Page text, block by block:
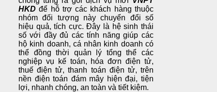
HKD để hỗ trợ các khách hàng thuộc
nhóm đối tượng này chuyển đổi số
hiệu quả, tích cực. Đây là hệ sinh thái
số với đầy đủ các tính năng giúp các
hộ kinh doanh, cá nhân kinh doanh có
thể đồng thời quản lý tổng thể các
nghiệp vụ kế toán, hóa đơn điện tử,
thuế điện tử, thanh toán điện tử, trên
nền điện toán đám mây hiện đại, tiện
lợi, nhanh chóng, an toàn và tiết kiệm.